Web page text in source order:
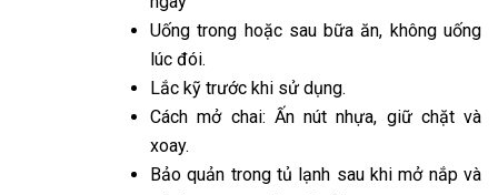
Uống trong hoặc sau bữa ăn, không uống
lúc đói.
Lắc kỹ trước khi sử dụng.
Cách mở chai: Ấn nút nhựa, giữ chặt và
xoay.
Bảo quản trong tủ lạnh sau khi mở nắp và